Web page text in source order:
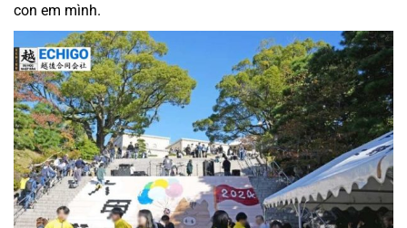
con em mình.